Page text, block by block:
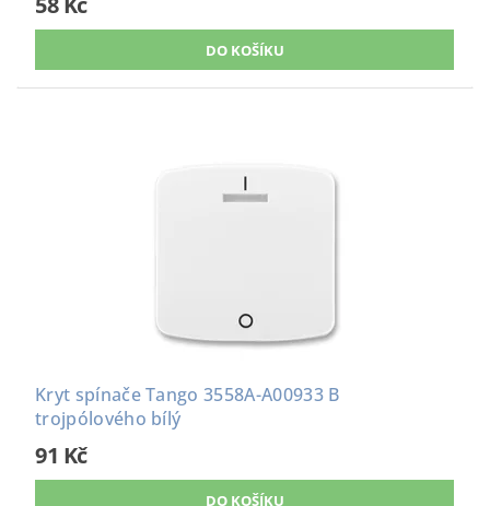
Kryt spínače Tango 3558A-A00933 B
trojpólového bílý
91 Kč